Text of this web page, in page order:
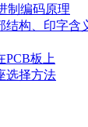
制编码原理
结构、印字含
PCB板上
选择方法